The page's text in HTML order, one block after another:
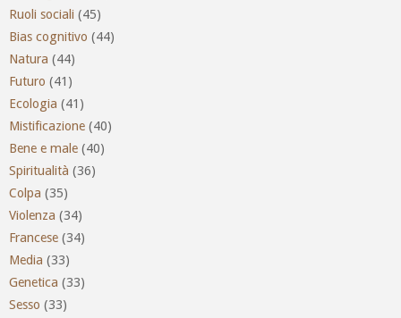
Ruoli sociali (45)
Bias cognitivo (44)
Natura (44)
Futuro (41)
Ecologia (41)
Mistificazione (40)
Bene e male (40)
Spiritualità (36)
Colpa (35)
Violenza (34)
Francese (34)
Media (33)
Genetica (33)
Sesso (33)